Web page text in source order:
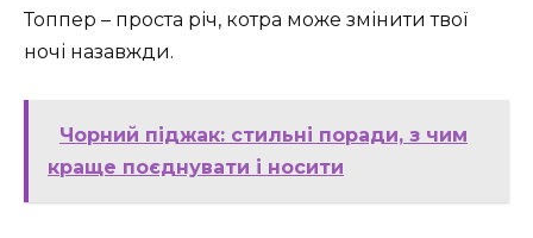
Топпер – проста річ, котра може змінити твої
ночі назавжди.
Чорний піджак: стильні поради, з чим
краще поєднувати і носити